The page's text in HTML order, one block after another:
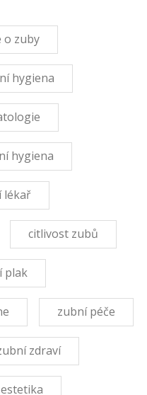
o zuby
hygiena
hygiena
lékař
citlivost zubů
plak
zubní péče
zdraví